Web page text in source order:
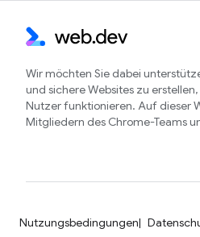
Wir möchten Sie dabei
und sichere Websites zu
Nutzer funktionieren. Auf dieser
Mitgliedern des Chrome-Teams
Nutzungsbedingungen